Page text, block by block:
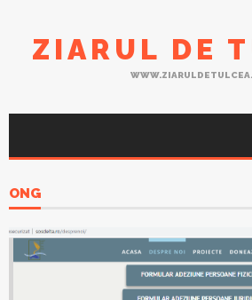
ZIARUL DE
ONG